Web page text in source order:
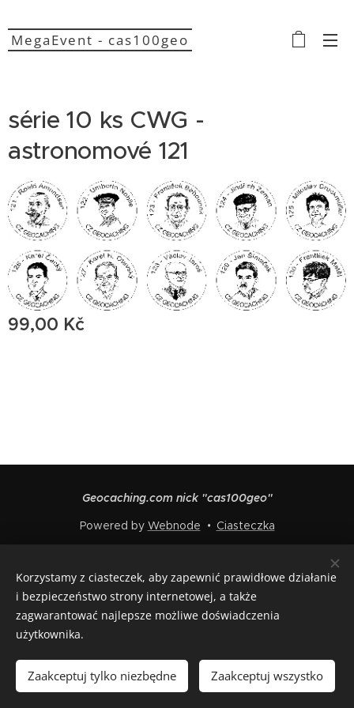
MegaEvent - cas100geo
série 10 ks CWG -
astronomové 121
99,00 Kč
Włóż do koszyka
Geocaching.com nick "cas100geo"
Powered by Webnode Ciasteczka
Čeština
English Polski Deutsch Français
Español
Italiano
Korzystamy z ciasteczek, aby zapewnić prawidłowe działanie
i bezpieczeństwo strony internetowej, a także
zagwarantować najlepsze możliwe doświadczenia
użytkownika.
Zaakceptuj tylko niezbędne Zaakceptuj wszystko